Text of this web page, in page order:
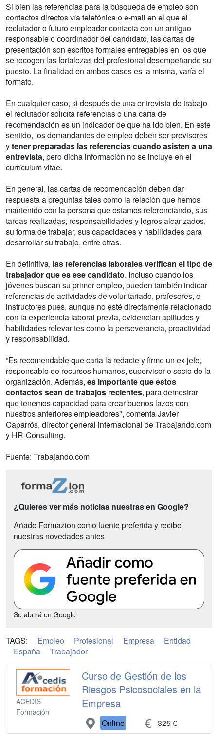
Si bien las referencias para la búsqueda de empleo son
contactos directos vía telefónica o e-mail en el que el
reclutador o futuro empleador contacta con un antiguo
responsable o coordinador del candidato, las cartas de
presentación son escritos formales entregables en los que
se recogen las fortalezas del profesional desempeñando su
puesto. La finalidad en ambos casos es la misma, varía el
formato.
En cualquier caso, si después de una entrevista de trabajo
el reclutador solicita referencias o una carta de
recomendación es un indicador de que ha ido bien. En este
sentido, los demandantes de empleo deben ser previsores
ytener preparadas las referencias cuando asisten a una
entrevista, pero dicha información no se incluye en el
currículum vitae.
En general, las cartas de recomendación deben dar
respuesta a preguntas tales como la relación que hemos
mantenido con la persona que estamos referenciando, sus
tareas realizadas, responsabilidades y logros alcanzados,
su forma de trabajar, sus capacidades y habilidades para
desarrollar su trabajo, entre otras.
En definitiva, las referencias laborales verifican el tipo de
trabajador que es ese candidato. Incluso cuando los
jóvenes buscan su primer empleo, pueden también indicar
referencias de actividades de voluntariado, profesores, o
instructores pues, aunque no esté directamente relacionado
con la experiencia laboral previa, evidencian aptitudes y
habilidades relevantes como la perseverancia, proactividad
y responsabilidad.
“Es recomendable que carta la redacte y firme un ex jefe,
responsable de recursos humanos, supervisor o socio de la
organización. Además, es importante que estos
contactos sean de trabajos recientes, para demostrar
que tenemos capacidad para crear buenos lazos con
nuestros anteriores empleadores", comenta Javier
Caparrós, director general internacional de Trabajando.com
y HR-Consulting.
Fuente: Trabajando.com
¿Quieres ver más noticias nuestras en Google?
Añade Formazion como fuente preferida y recibe
nuestras novedades antes
Se abrirá en Google
TAGS: Empleo Profesional Empresa
Entidad
España
Trabajador
ACEDIS
Formación
Curso de Gestión de los
Riesgos Psicosociales en la
Empresa
Online 325 €